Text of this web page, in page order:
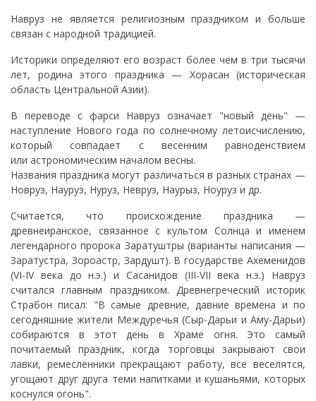
Навруз не является религиозным праздником и больше
связан с народной традицией.
Историки определяют его возраст более чем в три тысячи
лет, родина этого праздника — Хорасан (историческая
область Центральной Азии).
В переводе с фарси Навруз означает "новый день" —
наступление Нового года по солнечному летоисчислению,
который совпадает с весенним равноденствием
или астрономическим началом весны.
Названия праздника могут различаться в разных странах —
Новруз, Науруз, Нуруз, Невруз, Наурыз, Ноуруз и др.
Считается, что происхождение праздника —
древнеиранское, связанное с культом Солнца и именем
легендарного пророка Заратуштры (варианты написания —
Заратустра, Зороастр, Зардушт). В государстве Ахеменидов
(VI-IV века до н.э.) и Сасанидов (III-VII века н.э.) Навруз
считался главным праздником. Древнегреческий историк
Страбон писал: "В самые древние, давние времена и по
сегодняшние жители Междуречья (Сыр-Дарьи и Аму-Дарьи)
собираются в этот день в Храме огня. Это самый
почитаемый праздник, когда торговцы закрывают свои
лавки, ремесленники прекращают работу, все веселятся,
угощают друг друга теми напитками и кушаньями, которых
коснулся огонь".